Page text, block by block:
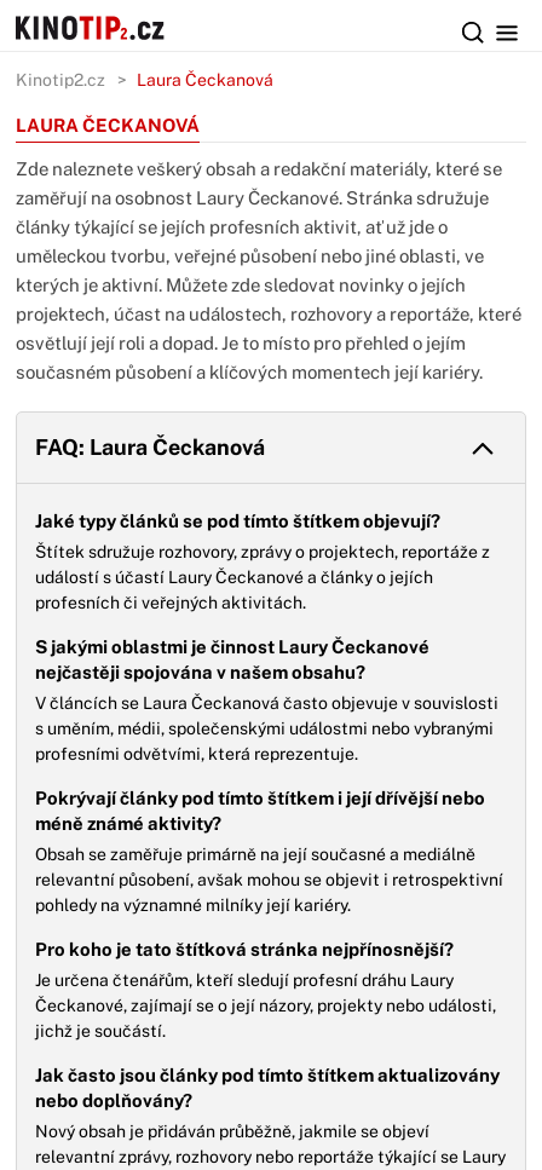
Kinotip2.cz Laura Čeckanová
LAURA ČECKANOVÁ
Zde naleznete veškerý obsah a redakční materiály, které se
zaměřují na osobnost Laury Čeckanové. Stránka sdružuje
články týkající se jejích profesních aktivit, ať už jde o
uměleckou tvorbu, veřejné působení nebo jiné oblasti, ve
kterých je aktivní. Můžete zde sledovat novinky o jejích
projektech, účast na událostech, rozhovory a reportáže, které
osvětlují její roli a dopad. Je to místo pro přehled o jejím
současném působení a klíčových momentech její kariéry.
FAQ: Laura Čeckanová
Jaké typy článků se pod tímto štítkem objevují?
Štítek sdružuje rozhovory, zprávy o projektech, reportáže z
událostí s účastí Laury Čeckanové a články o jejích
profesních či veřejných aktivitách.
S jakými oblastmi je činnost Laury Čeckanové
nejčastěji spojována v našem obsahu?
V článcích se Laura Čeckanová často objevuje v souvislosti
s uměním, médii, společenskými událostmi nebo vybranými
profesními odvětvími, která reprezentuje.
Pokrývají články pod tímto štítkem i její dřívější nebo
méně známé aktivity?
Obsah se zaměřuje primárně na její současné a mediálně
relevantní působení, avšak mohou se objevit i retrospektivní
pohledy na významné milníky její kariéry.
Pro koho je tato štítková stránka nejpřínosnější?
Je určena čtenářům, kteří sledují profesní dráhu Laury
Čeckanové, zajímají se o její názory, projekty nebo události,
jichž je součástí.
Jak často jsou články pod tímto štítkem aktualizovány
nebo doplňovány?
Nový obsah je přidáván průběžně, jakmile se objeví
relevantní zprávy, rozhovory nebo reportáže týkající se Laury